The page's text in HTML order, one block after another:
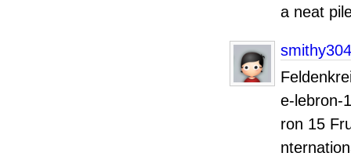
a neat
e-lebron-
ron 15